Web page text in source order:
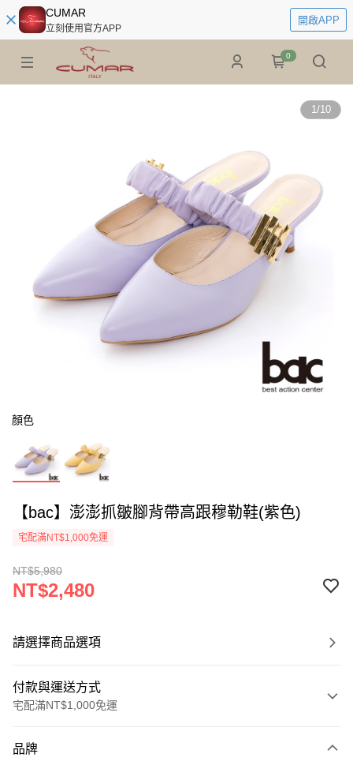
CUMAR
立刻使用官方APP
開啟APP
0
1/10
顏色
【bac】澎澎抓皺腳背帶高跟穆勒鞋(紫色)
宅配滿NT$1,000免運
NT$5,980
NT$2,480
請選擇商品選項
付款與運送方式
宅配滿NT$1,000免運
信用卡一次付款
品牌